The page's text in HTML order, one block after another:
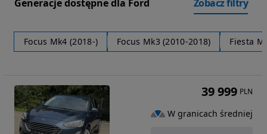
Generacje dostępne dla Ford Zobacz filtry
Focus Mk4 (2018-) Focus Mk3 (2010-2018) Fiesta
39 999 PLN
W granicach średniej